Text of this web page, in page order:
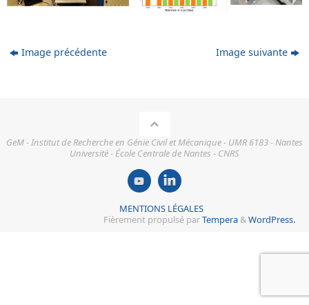
Image précédente Image suivante
GeM - Institut de Recherche en Génie Civil et Mécanique - UMR 6183 - Nantes
Université - École Centrale de Nantes - CNRS
MENTIONS LÉGALES
Fièrement propulsé parTempera &WordPress.